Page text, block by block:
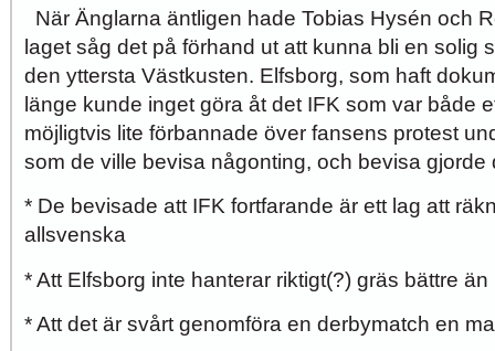
När Änglarna äntligen hade Tobias Hysén och
laget såg det på förhand ut att kunna bli en solig
den yttersta Västkusten. Elfsborg, som haft
länge kunde inget göra åt det IFK som var både
möjligtvis lite förbannade över fansens protest
som de ville bevisa någonting, och bevisa gjorde
* De bevisade att IFK fortfarande är ett lag att
allsvenska
* Att Elfsborg inte hanterar riktigt(?) gräs bättre
* Att det är svårt genomföra en derbymatch en